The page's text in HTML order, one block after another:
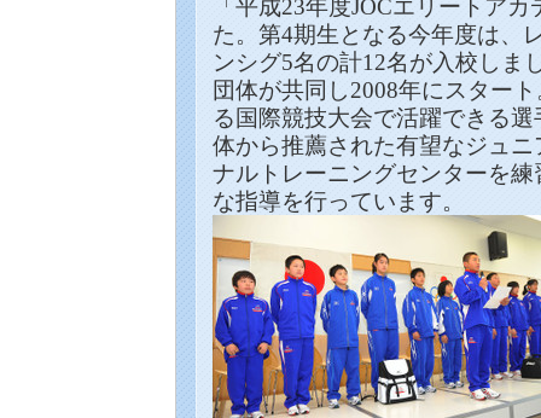
「平成23年度JOCエリートア
た。 第4期生となる今年度は、
ンシグ5名の計12名が入校しま
団体が共同し2008年にスター
る国際競技大会で活躍できる選
体から推薦された有望なジュニ
ナルトレーニングセンターを
な指導を行っています。